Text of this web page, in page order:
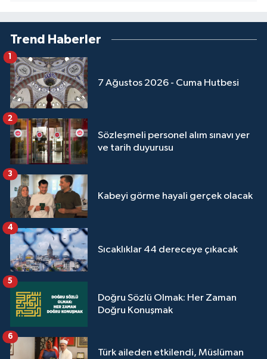
Trend Haberler
7 Ağustos 2026 - Cuma Hutbesi
1
Sözleşmeli personel alım sınavı yer
ve tarih duyurusu
2
Kabeyi görme hayali gerçek olacak
3
Sıcaklıklar 44 dereceye çıkacak
4
Doğru Sözlü Olmak: Her Zaman
Doğru Konuşmak
5
Türk aileden etkilendi, Müslüman
6
Sinop Müftülüğü
Sivas Müftülüğü
Şanlıurfa Müftülüğü
Şırnak Müftülüğü
Tekirdağ Müftülüğü
Tokat Müftülüğü
Trabzon Müftülüğü
Tunceli Müftülüğü
Van Müftülüğü
Yalova Müftülüğü